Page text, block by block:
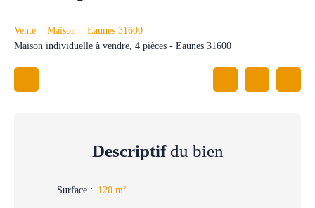
Vente Maison
Eaunes 31600
Maison individuelle à vendre, 4 pièces - Eaunes 31600
Descriptifdu bien
Surface : 120 m²